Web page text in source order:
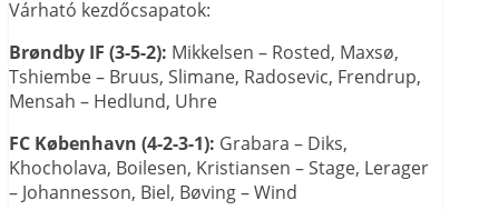
Várható kezdőcsapatok:
Brøndby IF (3-5-2): Mikkelsen – Rosted, Maxsø,
Tshiembe – Bruus, Slimane, Radosevic, Frendrup,
Mensah – Hedlund, Uhre
FC København (4-2-3-1): Grabara – Diks,
Khocholava, Boilesen, Kristiansen – Stage, Lerager
– Johannesson, Biel, Bøving – Wind